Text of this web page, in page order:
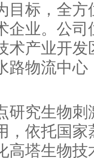
目标，全
企业。公
术产业开
路物流中
究生物刺
，依托国
高塔生物